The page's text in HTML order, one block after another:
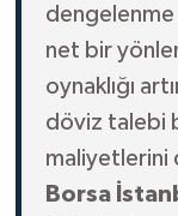
dengelenme
net bir
oynaklığı
döviz talebi
maliyetlerini
Borsa